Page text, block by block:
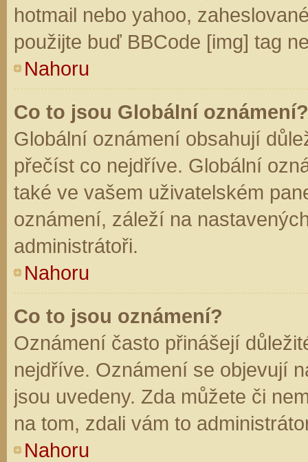
hotmail nebo yahoo,
použijte buď BBCode [img] tag
Nahoru
Co to jsou Globální oznámení?
Globální oznámení obsahují
přečíst co nejdříve. Globální
také ve vašem uživatelském
oznámení, záleží na
administrátoři.
Nahoru
Co to jsou oznámení?
Oznámení často přinášejí
nejdříve. Oznámení se objevují
jsou uvedeny. Zda můžete či
na tom, zdali vám to
Nahoru